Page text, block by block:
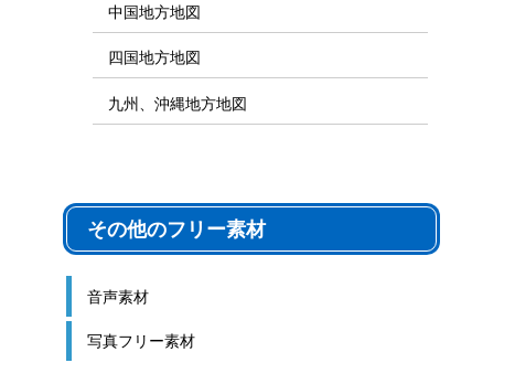
中国地方地図
四国地方地図
九州、沖縄地方地図
その他のフリー素材
音声素材
写真フリー素材